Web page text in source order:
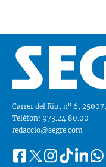
Carrer del Riu, nº 6,
Telèfon: 973.24.80.00
redaccio@segre.com
FacebookInstagram
Tiktok